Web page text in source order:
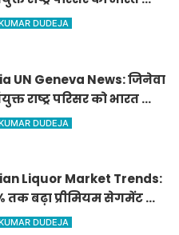
सौगात, 4 नीले और 1
DUDEJA
UN Geneva News: जिनेवा
राष्ट्र परिसर को भारत की
सौगात, 4 नीले और 1
DUDEJA
Liquor Market Trends:
तक बढ़ा प्रीमियम सेगमेंट का
महंगे ब्रांड्स बन रहे ग्रोथ
DUDEJA